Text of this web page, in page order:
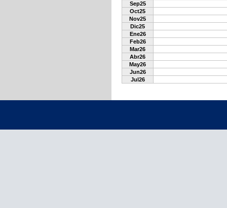
Sep25
Oct25
Nov25
Dic25
Ene26
Feb26
Mar26
Abr26
May26
Jun26
Jul26